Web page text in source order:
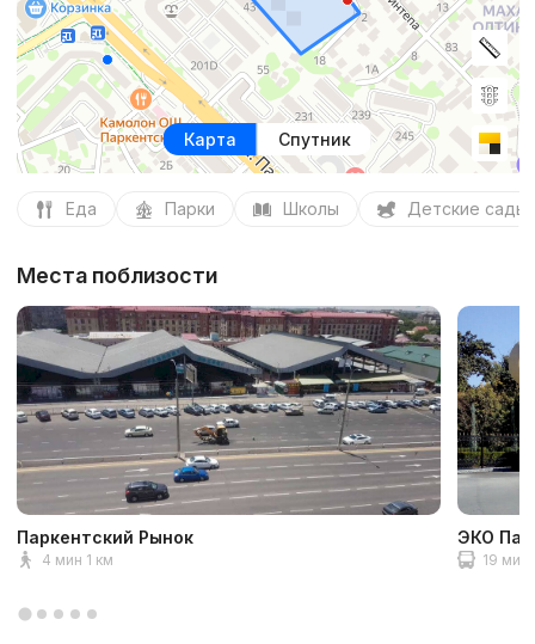
Карта Спутник
Еда Парки Школы Детские сады
Места поблизости
Паркентский Рынок
4 мин 1 км
ЭКО
19 мин